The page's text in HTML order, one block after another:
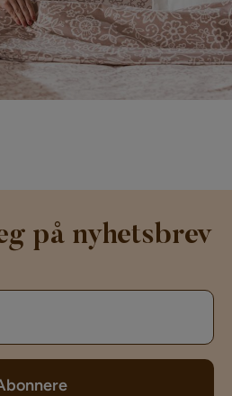
på nyhetsbrev